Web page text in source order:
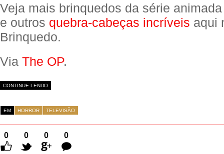
Veja mais brinquedos da série
e outros quebra-cabeças incríveis aqui
Brinquedo.
Via The OP.
CONTINUE LENDO
EM HORROR TELEVISÃO
0 0 0
0
Comentários